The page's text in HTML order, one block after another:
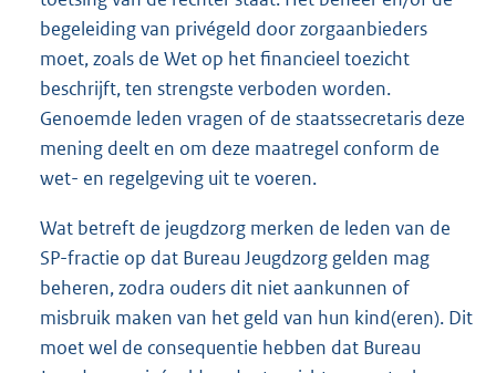
begeleiding van privégeld door zorgaanbieders
moet, zoals de Wet op het financieel toezicht
beschrijft, ten strengste verboden worden.
Genoemde leden vragen of de staatssecretaris deze
mening deelt en om deze maatregel conform de
wet- en regelgeving uit te voeren.
Wat betreft de jeugdzorg merken de leden van de
SP-fractie op dat Bureau Jeugdzorg gelden mag
beheren, zodra ouders dit niet aankunnen of
misbruik maken van het geld van hun kind(eren). Dit
moet wel de consequentie hebben dat Bureau